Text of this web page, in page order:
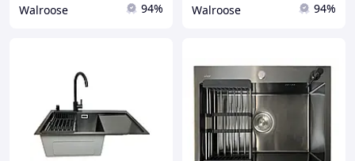
Walroose 94% Walroose 94%